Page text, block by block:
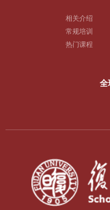
相关介绍
常规培训
热门课程
全